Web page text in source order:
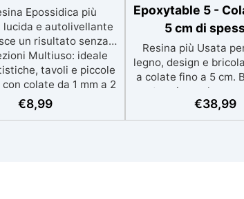
Epossidica più
lucida e autolivellante
un risultato senza
Multiuso: ideale
tavoli e piccole
colate da 1 mm a 2
ai graffi e ai raggi
opere durature,
€8,99
Epoxytable 5 -
5 cm di
Resina più Usata
legno, design e
a colate fino a 5 cm.
esotermia per
e senza
Resistente a
€38,99